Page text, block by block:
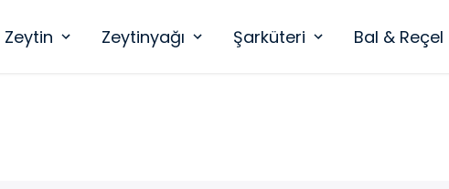
Zeytin Zeytinyağı Şarküteri Bal & Reçel